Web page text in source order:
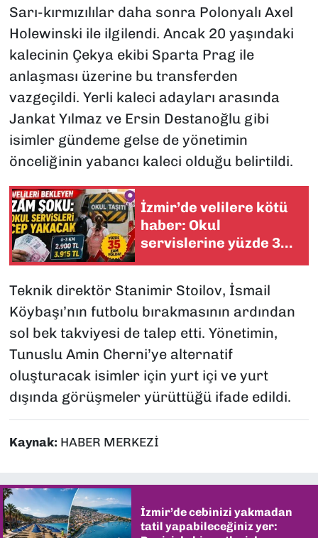
Sarı-kırmızılılar daha sonra Polonyalı Axel
Holewinski ile ilgilendi. Ancak 20 yaşındaki
kalecinin Çekya ekibi Sparta Prag ile
anlaşması üzerine bu transferden
vazgeçildi. Yerli kaleci adayları arasında
Jankat Yılmaz ve Ersin Destanoğlu gibi
isimler gündeme gelse de yönetimin
önceliğinin yabancı kaleci olduğu belirtildi.
İzmir’de velilere kötü
haber: Okul
servislerine yüzde 35
Teknik direktör Stanimir Stoilov, İsmail
Köybaşı’nın futbolu bırakmasının ardından
sol bek takviyesi de talep etti. Yönetimin,
Tunuslu Amin Cherni’ye alternatif
oluşturacak isimler için yurt içi ve yurt
dışında görüşmeler yürüttüğü ifade edildi.
Kaynak: HABER MERKEZİ
İzmir’de cebinizi yakmadan
tatil yapabileceğiniz yer: